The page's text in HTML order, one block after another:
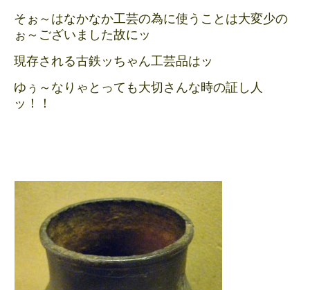
そぉ～はなかなか工芸の為に使うことは大変少の
ぉ～ございました故にッ
現存される古鉄ッちゃん工芸品はッ
ゆぅ～なりゃとっても大切さんな時の証し人
ッ！！